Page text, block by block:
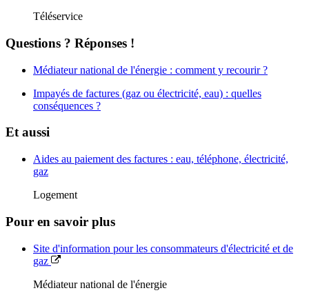
Téléservice
Questions ? Réponses !
Médiateur national de l'énergie : comment y recourir ?
Impayés de factures (gaz ou électricité, eau) : quelles
conséquences ?
Et aussi
Aides au paiement des factures : eau, téléphone, électricité,
gaz
Logement
Pour en savoir plus
Site d'information pour les consommateurs d'électricité et de
gaz
Médiateur national de l'énergie